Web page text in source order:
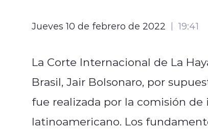
Jueves 10 de febrero de 2022 19:41
La Corte Internacional de La
Brasil, Jair Bolsonaro, por
fue realizada por la comisión
latinoamericano. Los